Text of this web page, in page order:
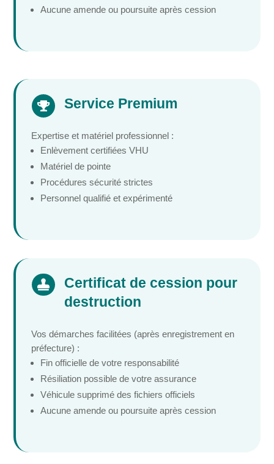
Aucune amende ou poursuite après cession
 Service Premium
Expertise et matériel professionnel :
Enlèvement certifiées VHU
Matériel de pointe
Procédures sécurité strictes
Personnel qualifié et expérimenté

Certificat de cession pour
destruction
Vos démarches facilitées (après enregistrement en
préfecture) :
Fin officielle de votre responsabilité
Résiliation possible de votre assurance
Véhicule supprimé des fichiers officiels
Aucune amende ou poursuite après cession